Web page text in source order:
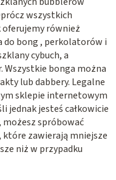
wszystkich
oferujemy również
do bong , perkolatorów i
cybuch, a
Wszystkie bonga można
lub dabbery. Legalne
sklepie internetowym
jednak jesteś całkowicie
spróbować
zawierają mniejsze
niż w przypadku